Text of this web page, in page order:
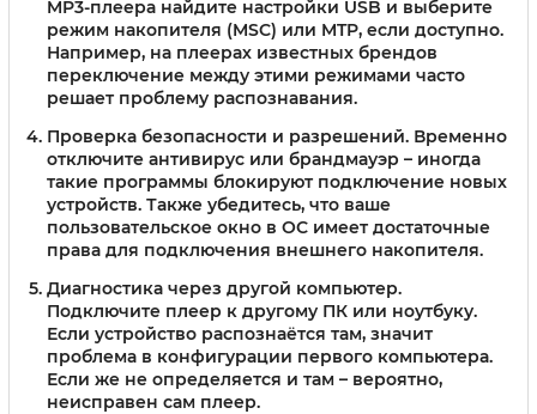
MP3-плеера найдите настройки USB и выберите
режим накопителя (MSC) или MTP, если доступно.
Например, на плеерах известных брендов
переключение между этими режимами часто
решает проблему распознавания.
Проверка безопасности и разрешений. Временно
отключите антивирус или брандмауэр – иногда
такие программы блокируют подключение новых
устройств. Также убедитесь, что ваше
пользовательское окно в ОС имеет достаточные
права для подключения внешнего накопителя.
Диагностика через другой компьютер.
Подключите плеер к другому ПК или ноутбуку.
Если устройство распознаётся там, значит
проблема в конфигурации первого компьютера.
Если же не определяется и там – вероятно,
неисправен сам плеер.